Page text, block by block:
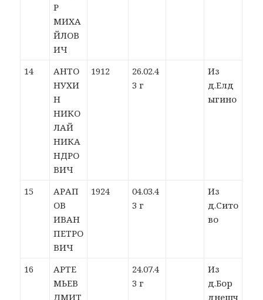
Р
МИХА
ЙЛОВ
ИЧ
14
АНТО
НУХИ
Н
НИКО
ЛАЙ
НИКА
НДРО
ВИЧ
1912
26.02.4
3 г
Из
д.Елд
ыгино
15
АРАП
ОВ
ИВАН
ПЕТРО
ВИЧ
1924
04.03.4
3 г
Из
д.Сито
во
16
АРТЕ
МЬЕВ
ДМИТ
24.07.4
3 г
Из
д.Бор
днешч